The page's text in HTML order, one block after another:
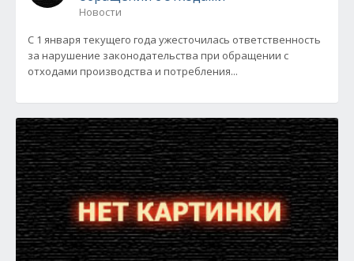
Новости
С 1 января текущего года ужесточилась ответственность
за нарушение законодательства при обращении с
отходами производства и потребления...